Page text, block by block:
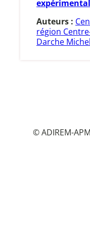
Auteurs :
région
Darche
© ADIREM-